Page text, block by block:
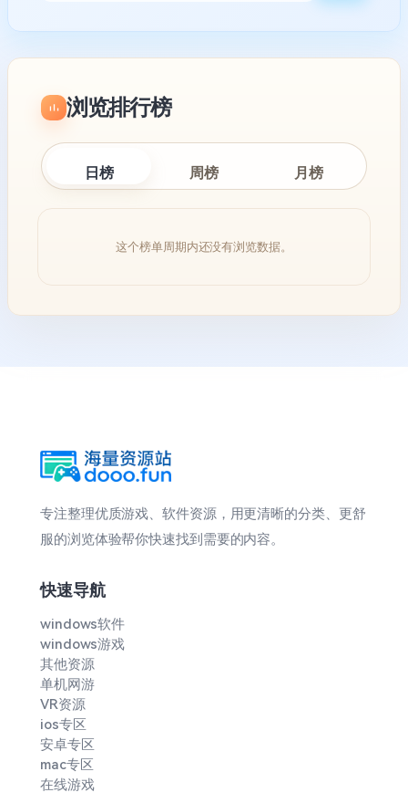
浏览排行榜
日榜 周榜 月榜
这个榜单周期内还没有浏览数据。
专注整理优质游戏、软件资源，用更清晰的分类、更舒
服的浏览体验帮你快速找到需要的内容。
快速导航
windows软件
windows游戏
其他资源
单机网游
VR资源
ios专区
安卓专区
mac专区
在线游戏